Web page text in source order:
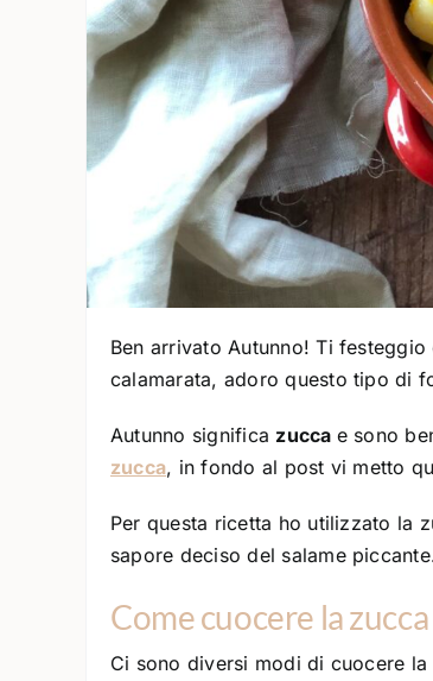
Ben arrivato Autunno! Ti festeggio
calamarata, adoro questo tipo di
Autunno significa zucca e sono
zucca, in fondo al post vi metto
Per questa ricetta ho utilizzato la
sapore deciso del salame
Come cuocere la zucca
Ci sono diversi modi di cuocere